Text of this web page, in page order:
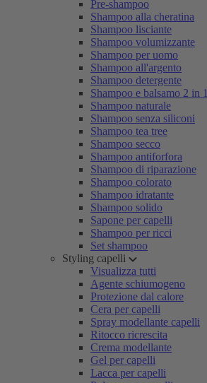
Pre-shampoo
Shampoo alla cheratina
Shampoo lisciante
Shampoo volumizzante
Shampoo per uomo
Shampoo all'argento
Shampoo detergente
Shampoo e balsamo 2 in 1
Shampoo naturale
Shampoo senza siliconi
Shampoo tea tree
Shampoo secco
Shampoo antiforfora
Shampoo di riparazione
Shampoo colorato
Shampoo idratante
Shampoo solido
Sapone per capelli
Shampoo per ricci
Set shampoo
Styling capelli
Visualizza tutti
Agente schiumogeno
Protezione dal calore
Cera per capelli
Spray modellante capelli
Ritocco ricrescita
Crema modellante
Gel per capelli
Lacca per capelli